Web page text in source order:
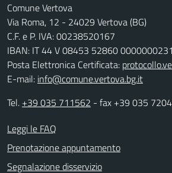
Comune Vertova
Via Roma, 12 - 24029 Vertova (BG)
C.F. e P. IVA: 00238520167
IBAN: IT 44 V 08453 52860
Posta Elettronica Certificata:
E-mail: info@comune.vertova.bg.it
Tel. +39 035 711562 - fax +39 035
Leggi le FAQ
Prenotazione appuntamento
Segnalazione disservizio